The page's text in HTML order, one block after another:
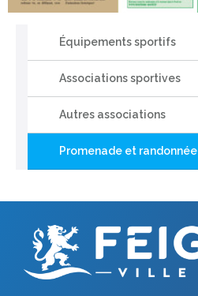
Équipements sportifs
Associations sportives
Autres associations
Promenade et randonnée